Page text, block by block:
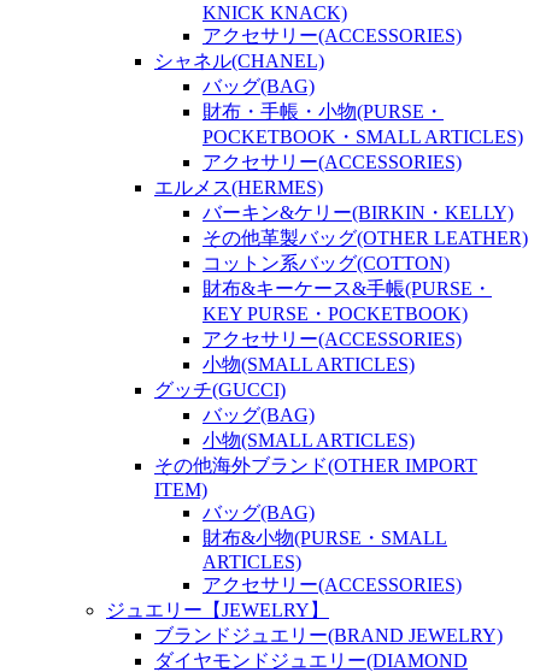
KNICK KNACK)
アクセサリー(ACCESSORIES)
シャネル(CHANEL)
バッグ(BAG)
財布・手帳・小物(PURSE・
POCKETBOOK・SMALL ARTICLES)
アクセサリー(ACCESSORIES)
エルメス(HERMES)
バーキン&ケリー(BIRKIN・KELLY)
その他革製バッグ(OTHER LEATHER)
コットン系バッグ(COTTON)
財布&キーケース&手帳(PURSE・
KEY PURSE・POCKETBOOK)
アクセサリー(ACCESSORIES)
小物(SMALL ARTICLES)
グッチ(GUCCI)
バッグ(BAG)
小物(SMALL ARTICLES)
その他海外ブランド(OTHER IMPORT
ITEM)
バッグ(BAG)
財布&小物(PURSE・SMALL
ARTICLES)
アクセサリー(ACCESSORIES)
ジュエリー【JEWELRY】
ブランドジュエリー(BRAND JEWELRY)
ダイヤモンドジュエリー(DIAMOND